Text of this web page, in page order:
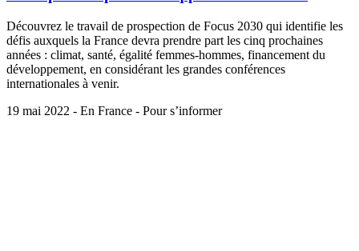
Découvrez le travail de prospection de Focus 2030 qui identifie les
défis auxquels la France devra prendre part les cinq prochaines
années : climat, santé, égalité femmes-hommes, financement du
développement, en considérant les grandes conférences
internationales à venir.
19 mai 2022 - En France - Pour s’informer